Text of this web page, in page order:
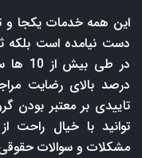
این همه خدمات یکجا
دست نیامده است بلکه
در
درصد بالای رضایت
تاییدی بر معتبر بودن
توانید با خیال راحت
مشکلات و سوالات حقوقی